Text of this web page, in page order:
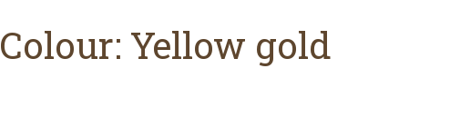
Colour: Yellow gold